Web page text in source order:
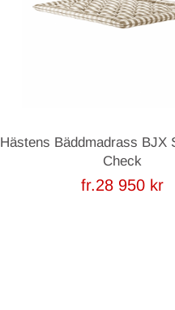
Hästens Bäddmadrass BJX
Check
fr.28 950 kr